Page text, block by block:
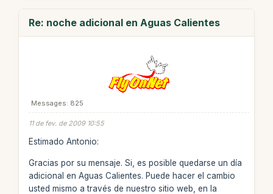
Re: noche adicional en Aguas Calientes
Messages: 825
11 de fev. de 2009 10:55
Estimado Antonio:
Gracias por su mensaje. Si, es posible quedarse un día
adicional en Aguas Calientes. Puede hacer el cambio
usted mismo a través de nuestro sitio web, en la